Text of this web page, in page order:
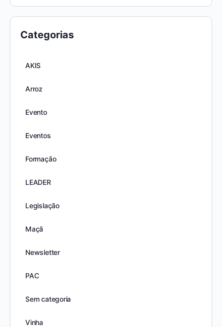
Categorias
AKIS
Arroz
Evento
Eventos
Formação
LEADER
Legislação
Maçã
Newsletter
PAC
Sem categoria
Vinha